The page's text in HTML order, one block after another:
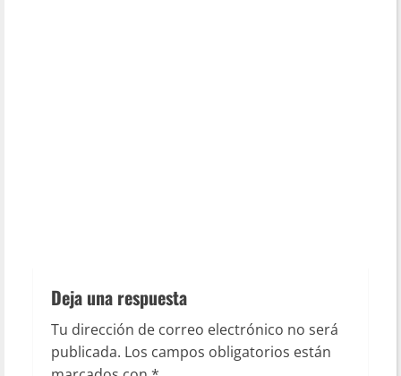
Deja una respuesta
Tu dirección de correo electrónico no será
publicada. Los campos obligatorios están